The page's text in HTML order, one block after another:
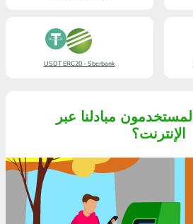
USDT ERC20 - Sberbank
مبادلنا عبر
الإنترنت؟